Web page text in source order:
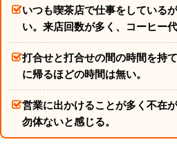
いつも喫茶店で仕事をしている
い。来店回数が多く、コーヒー代
打合せと打合せの間の時間を持
に帰るほどの時間は無い。
営業に出かけることが多く不在
勿体ないと感じる。